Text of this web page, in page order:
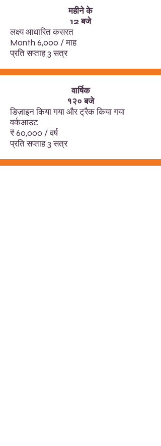
महीने के
12 बजे
लक्ष्य आधारित कसरत
Month 6,000 / माह
प्रति सप्ताह 3 सत्र
वार्षिक
१२० बजे
डिज़ाइन किया गया और ट्रैक किया गया
वर्कआउट
₹ 60,000 / वर्ष
प्रति सप्ताह 3 सत्र